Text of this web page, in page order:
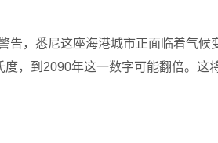
，悉尼这座海港城市正面临着气候
，到2090年这一数字可能翻倍。这